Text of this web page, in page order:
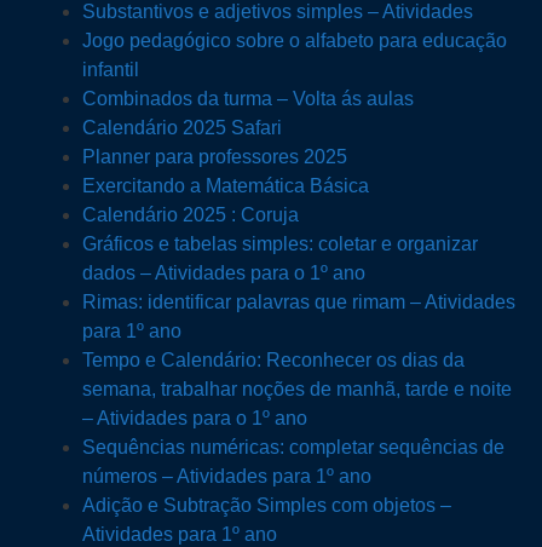
Substantivos e adjetivos simples – Atividades
Jogo pedagógico sobre o alfabeto para educação
infantil
Combinados da turma – Volta ás aulas
Calendário 2025 Safari
Planner para professores 2025
Exercitando a Matemática Básica
Calendário 2025 : Coruja
Gráficos e tabelas simples: coletar e organizar
dados – Atividades para o 1º ano
Rimas: identificar palavras que rimam – Atividades
para 1º ano
Tempo e Calendário: Reconhecer os dias da
semana, trabalhar noções de manhã, tarde e noite
– Atividades para o 1º ano
Sequências numéricas: completar sequências de
números – Atividades para 1º ano
Adição e Subtração Simples com objetos –
Atividades para 1º ano